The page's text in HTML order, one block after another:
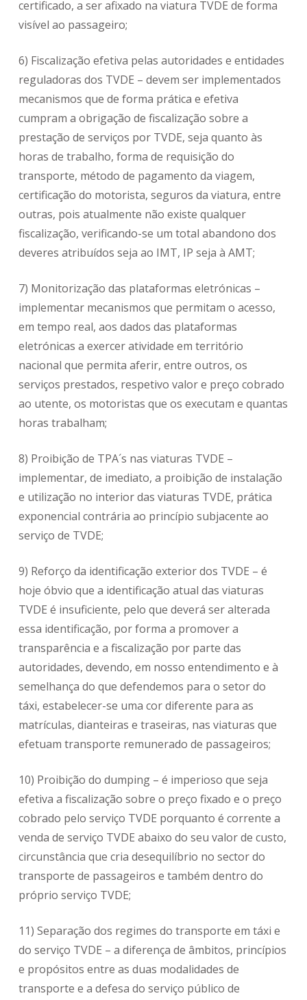
certificado, a ser afixado na viatura TVDE de forma
visível ao passageiro;
6) Fiscalização efetiva pelas autoridades e entidades
reguladoras dos TVDE – devem ser implementados
mecanismos que de forma prática e efetiva
cumpram a obrigação de fiscalização sobre a
prestação de serviços por TVDE, seja quanto às
horas de trabalho, forma de requisição do
transporte, método de pagamento da viagem,
certificação do motorista, seguros da viatura, entre
outras, pois atualmente não existe qualquer
fiscalização, verificando-se um total abandono dos
deveres atribuídos seja ao IMT, IP seja à AMT;
7) Monitorização das plataformas eletrónicas –
implementar mecanismos que permitam o acesso,
em tempo real, aos dados das plataformas
eletrónicas a exercer atividade em território
nacional que permita aferir, entre outros, os
serviços prestados, respetivo valor e preço cobrado
ao utente, os motoristas que os executam e quantas
horas trabalham;
8) Proibição de TPA´s nas viaturas TVDE –
implementar, de imediato, a proibição de instalação
e utilização no interior das viaturas TVDE, prática
exponencial contrária ao princípio subjacente ao
serviço de TVDE;
9) Reforço da identificação exterior dos TVDE – é
hoje óbvio que a identificação atual das viaturas
TVDE é insuficiente, pelo que deverá ser alterada
essa identificação, por forma a promover a
transparência e a fiscalização por parte das
autoridades, devendo, em nosso entendimento e à
semelhança do que defendemos para o setor do
táxi, estabelecer-se uma cor diferente para as
matrículas, dianteiras e traseiras, nas viaturas que
efetuam transporte remunerado de passageiros;
10) Proibição do dumping – é imperioso que seja
efetiva a fiscalização sobre o preço fixado e o preço
cobrado pelo serviço TVDE porquanto é corrente a
venda de serviço TVDE abaixo do seu valor de custo,
circunstância que cria desequilíbrio no sector do
transporte de passageiros e também dentro do
próprio serviço TVDE;
11) Separação dos regimes do transporte em táxi e
do serviço TVDE – a diferença de âmbitos, princípios
e propósitos entre as duas modalidades de
transporte e a defesa do serviço público de